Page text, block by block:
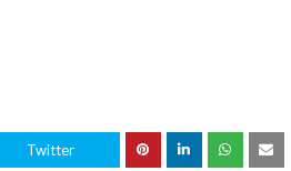
Twitter